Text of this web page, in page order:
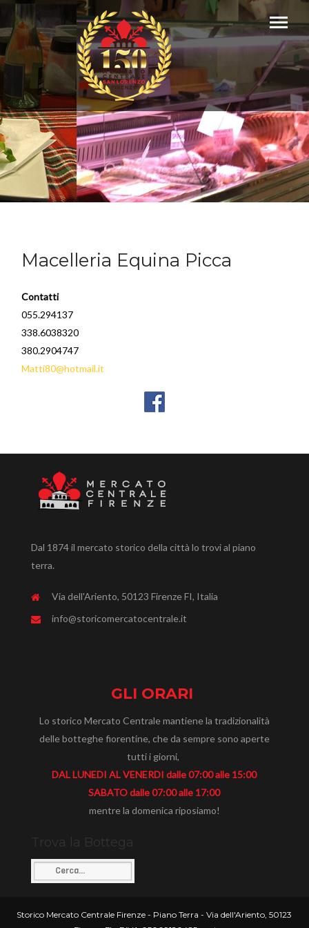
Macelleria Equina Picca
Contatti
055.294137
338.6038320
380.2904747
Matti80@hotmail.it
Dal 1874 il mercato storico della città lo trovi al piano
terra.
Via dell'Ariento, 50123 Firenze FI, Italia
info@storicomercatocentrale.it
GLI ORARI
Lo storico Mercato Centrale mantiene la tradizionalità
delle botteghe fiorentine, che da sempre sono aperte
tutti i giorni,
DAL LUNEDI AL VENERDI dalle 07:00 alle 15:00
SABATO dalle 07:00 alle 17:00
mentre la domenica riposiamo!
Trova la Bottega
Storico Mercato Centrale Firenze - Piano Terra - Via dell'Ariento, 50123